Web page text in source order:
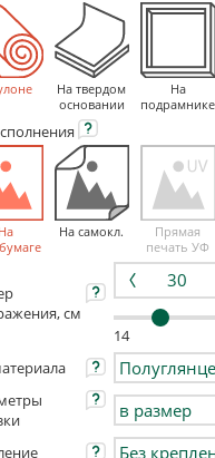
На твердом
основании
На
подрамнике
На
На самокл.
Прямая
печать УФ
см
14